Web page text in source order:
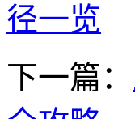
径一览
下一篇：